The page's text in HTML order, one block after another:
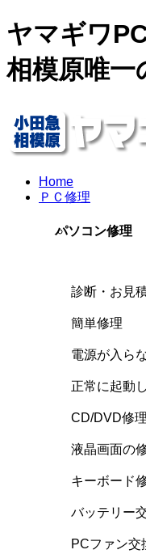
ヤマギワ
相模原唯一
Home
ＰＣ修理
パソコン修理
診断・お見
簡単修理
電源が入ら
正常に起動
CD/DVD修理
液晶画面の
キーボード
バッテリー
PCファン交